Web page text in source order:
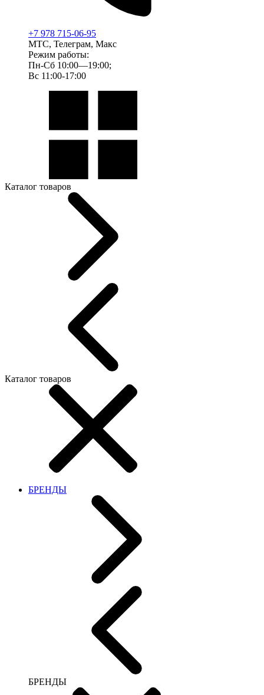
+7 978 715-06-95
МТС, Телеграм, Макс
Режим работы:
Пн-Сб 10:00—19:00;
Вс 11:00-17:00
Каталог товаров
Каталог товаров
БРЕНДЫ
БРЕНДЫ